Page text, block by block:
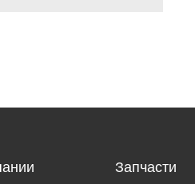
Запчасти